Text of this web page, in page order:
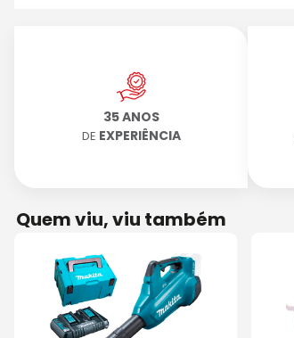
35 ANOS
DE EXPERIÊNCIA
Quem viu, viu também